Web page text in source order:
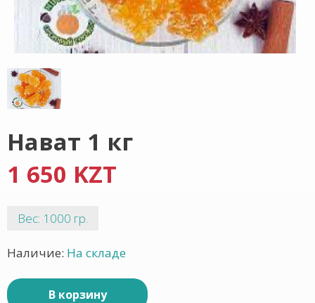
Нават 1 кг
1 650 KZT
Вес: 1000 гр.
Наличие: На складе
В корзину